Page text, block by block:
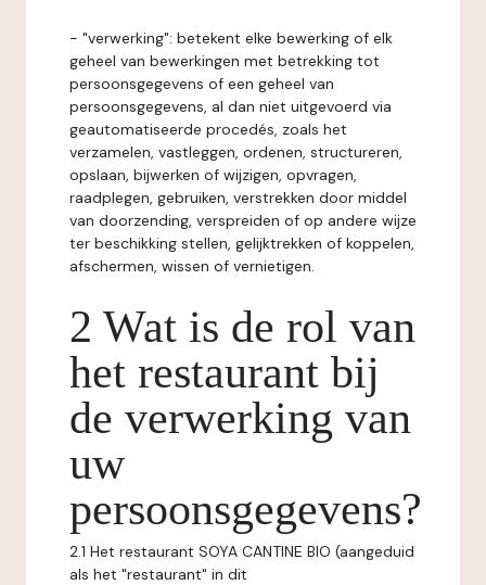
- "verwerking": betekent elke bewerking of elk
geheel van bewerkingen met betrekking tot
persoonsgegevens of een geheel van
persoonsgegevens, al dan niet uitgevoerd via
geautomatiseerde procedés, zoals het
verzamelen, vastleggen, ordenen, structureren,
opslaan, bijwerken of wijzigen, opvragen,
raadplegen, gebruiken, verstrekken door middel
van doorzending, verspreiden of op andere wijze
ter beschikking stellen, gelijktrekken of koppelen,
afschermen, wissen of vernietigen.
2 Wat is de rol van
het restaurant bij
de verwerking van
uw
persoonsgegevens?
2.1 Het restaurant SOYA CANTINE BIO (aangeduid
als het "restaurant" in dit